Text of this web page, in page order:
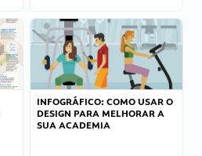
INFOGRÁFICO: COMO USAR O
DESIGN PARA MELHORAR A
SUA ACADEMIA